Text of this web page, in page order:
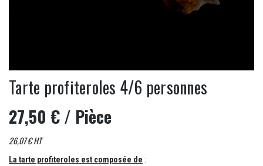
Tarte profiteroles 4/6 personnes
27,50 €/ Pièce
26,07 € HT
La tarte profiteroles est composée de :